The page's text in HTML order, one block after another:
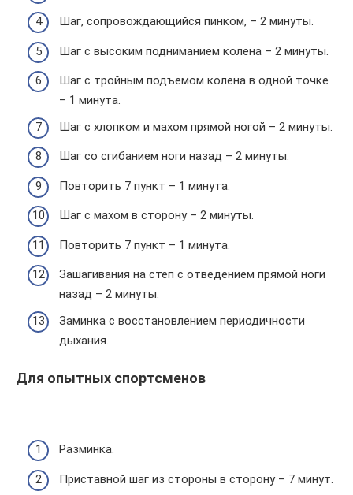
Шаг, сопровождающийся пинком, – 2 минуты.
Шаг с высоким подниманием колена – 2 минуты.
Шаг с тройным подъемом колена в одной точке
– 1 минута.
Шаг с хлопком и махом прямой ногой – 2 минуты.
Шаг со сгибанием ноги назад – 2 минуты.
Повторить 7 пункт – 1 минута.
Шаг с махом в сторону – 2 минуты.
Повторить 7 пункт – 1 минута.
Зашагивания на степ с отведением прямой ноги
назад – 2 минуты.
Заминка с восстановлением периодичности
дыхания.
Для опытных спортсменов
Разминка.
Приставной шаг из стороны в сторону – 7 минут.